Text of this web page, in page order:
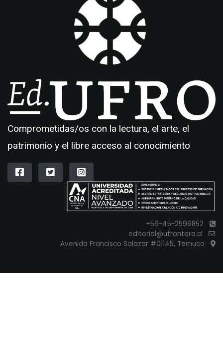
Comprometidas/os con la lectura, el arte, el
patrimonio y el libre acceso al conocimiento
+56-45-2596852
editorial@ufrontera.cl
Avenida Francisco Salazar #01145, Temuco